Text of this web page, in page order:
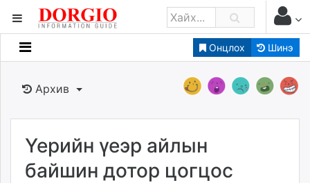
Онцлох Шинэ
Мэдээллийн
Банк санхүү
Бизнес ААН
Төрийн
Нийслэлийн
Архив
Үерийн үеэр айлын
байшин дотор цогцос